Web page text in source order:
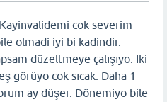
cok severim
olmadi iyi bi kadindir.
düzeltmeye çalışıyo. Iki
görüyo cok sıcak. Daha 1
ay düşer. Dönemiyo bile